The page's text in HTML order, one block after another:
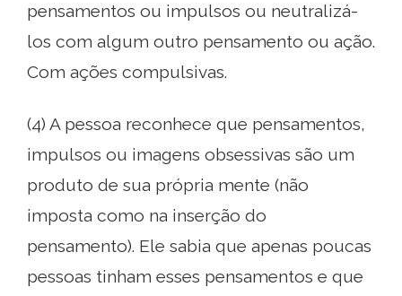
pensamentos ou impulsos ou neutralizá-
los com algum outro pensamento ou ação.
Com ações compulsivas.
(4) A pessoa reconhece que pensamentos,
impulsos ou imagens obsessivas são um
produto de sua própria mente (não
imposta como na inserção do
pensamento). Ele sabia que apenas poucas
pessoas tinham esses pensamentos e que